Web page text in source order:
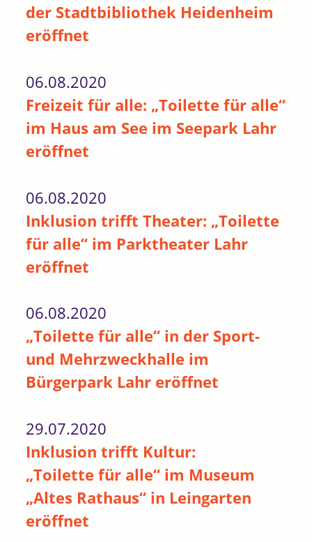
der Stadtbibliothek Heidenheim
eröffnet
06.08.2020
Freizeit für alle: „Toilette für alle“
im Haus am See im Seepark Lahr
eröffnet
06.08.2020
Inklusion trifft Theater: „Toilette
für alle“ im Parktheater Lahr
eröffnet
06.08.2020
„Toilette für alle“ in der Sport-
und Mehrzweckhalle im
Bürgerpark Lahr eröffnet
29.07.2020
Inklusion trifft Kultur:
„Toilette für alle“ im Museum
„Altes Rathaus“ in Leingarten
eröffnet